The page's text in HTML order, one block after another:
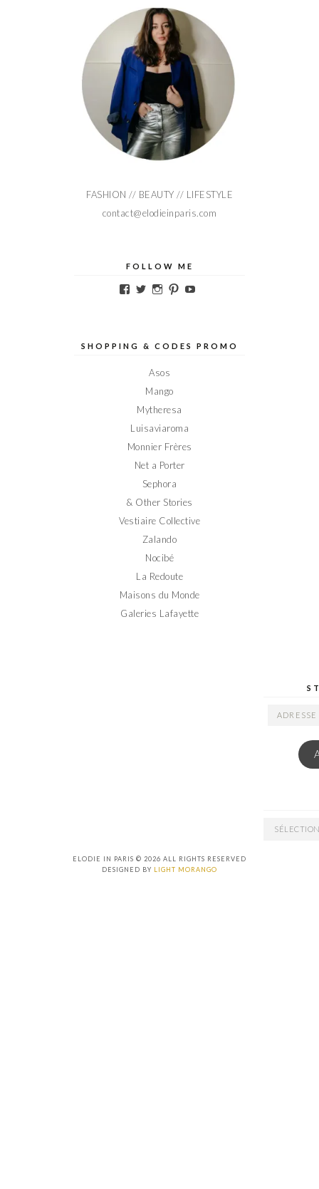
FASHION // BEAUTY // LIFESTYLE
contact@elodieinparis.com
FOLLOW ME
Voir
sur
Voir
sur
Voir
sur
Voir
sur sur
SHOPPING & CODES PROMO
Asos
Mango
Mytheresa
Luisaviaroma
Monnier Frères
Net a Porter
Sephora
& Other Stories
Vestiaire Collective
Zalando
Nocibé
La Redoute
Maisons du Monde
Galeries Lafayette
ADRESSE
ARCHIVES
ELODIE IN PARIS © 2026 ALL RIGHTS RESERVED
DESIGNED BY LIGHT MORANGO